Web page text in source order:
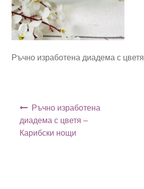
Ръчно изработена диадема с цветя
Ръчно изработена
диадема с цветя –
Карибски нощи